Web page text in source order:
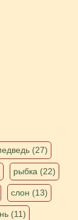
(27)
рыбка (22)
слон (13)
(11)